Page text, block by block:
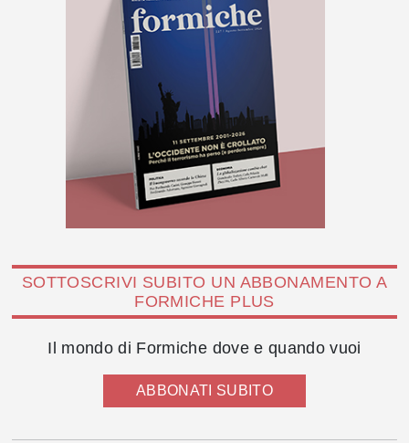
SOTTOSCRIVI SUBITO UN ABBONAMENTO A
FORMICHE PLUS
Il mondo di Formiche dove e quando vuoi
ABBONATI SUBITO